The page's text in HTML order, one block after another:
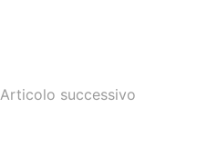
Articolo successivo